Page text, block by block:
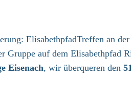
Treffen an
Gruppe auf dem Elisabethpfad
Eisenach, wir überqueren den